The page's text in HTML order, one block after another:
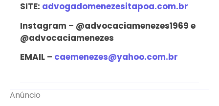
SITE: advogadomenezesitapoa.com.br
Instagram – @advocaciamenezes1969 e
@advocaciamenezes
EMAIL – caemenezes@yahoo.com.br
Anúncio